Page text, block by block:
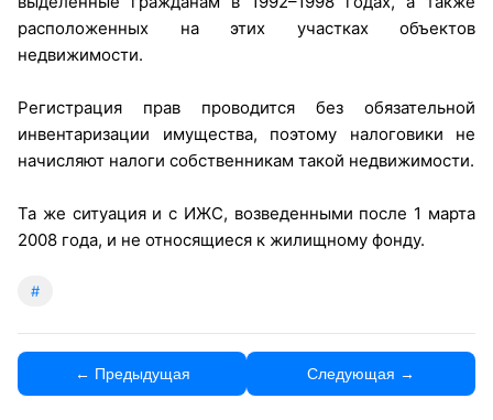
расположенных на этих участках объектов
недвижимости.
Регистрация прав проводится без обязательной
инвентаризации имущества, поэтому налоговики не
начисляют налоги собственникам такой недвижимости.
Та же ситуация и с ИЖС, возведенными после 1 марта
2008 года, и не относящиеся к жилищному фонду.
#
← Предыдущая Следующая →